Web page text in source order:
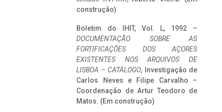
construção)
Boletim do IHIT, Vol. L, 1992 –
DOCUMENTAÇÃO SOBRE AS
FORTIFICAÇÕES DOS AÇORES
EXISTENTES NOS ARQUIVOS DE
LISBOA – CATÁLOGO, Investigação de
Carlos Neves e Filipe Carvalho –
Coordenação de Artur Teodoro de
Matos. (Em construção)